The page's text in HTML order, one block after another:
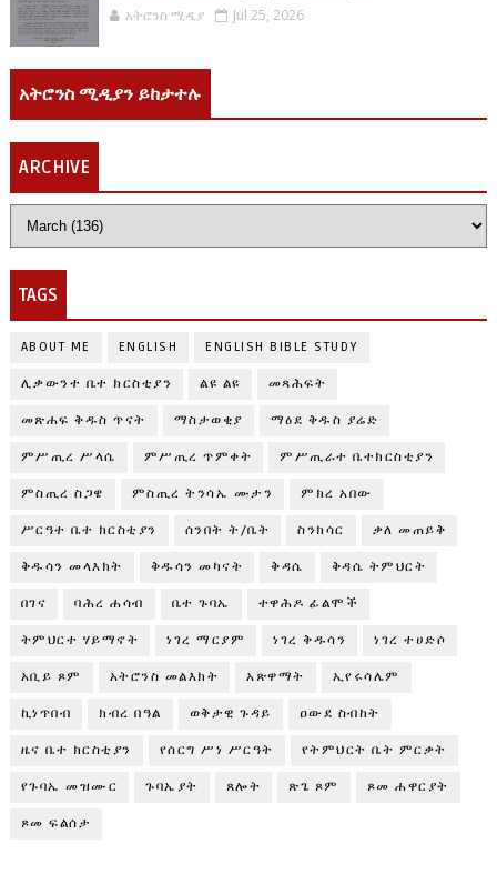
አትሮንስ ሚዲያ Jul 25, 2026
አትሮንስ ሚዲያን ይከታተሉ
ARCHIVE
TAGS
ABOUT ME ENGLISH ENGLISH BIBLE STUDY
ሊቃውንተ ቤተ ክርስቲያን ልዩ ልዩ መጻሕፍት
መጽሐፍ ቅዱስ ጥናት ማስታወቂያ ማዕደ ቅዱስ ያሬድ
ምሥጢረ ሥላሴ ምሥጢረ ጥምቀት ምሥጢራተ ቤተክርስቲያን
ምስጢረ ስጋዌ ምስጢረ ትንሳኤ ሙታን ምክረ አበው
ሥርዓተ ቤተ ክርስቲያን ሰንበት ት/ቤት ስንክሳር ቃለ መጠይቅ
ቅዱሳን መላእክት ቅዱሳን መካናት ቅዳሴ ቅዳሴ ትምህርት
በገና ባሕረ ሐሳብ ቤተ ጉባኤ ተዋሕዶ ፊልሞች
ትምህርተ ሃይማኖት ነገረ ማርያም ነገረ ቅዱሳን ነገረ ተሀድሶ
አቢይ ጾም አትሮንስ መልእክት አጽዋማት ኢየሩሳሌም
ኪነጥበብ ክብረ በዓል ወቅታዊ ጉዳይ ዐውደ ስብከት
ዜና ቤተ ክርስቲያን የሰርግ ሥነ ሥርዓት የትምህርት ቤት ምርቃት
የጉባኤ መዝሙር ጉባኤያት ጸሎት ጽጌ ጾም ጾመ ሐዋርያት
ጾመ ፍልሰታ